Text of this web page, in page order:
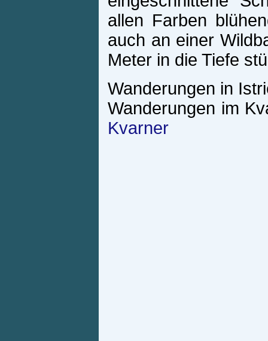
allen Farben
auch an einer
Meter in die Tiefe
Wanderungen in
Wanderungen im
Kvarner